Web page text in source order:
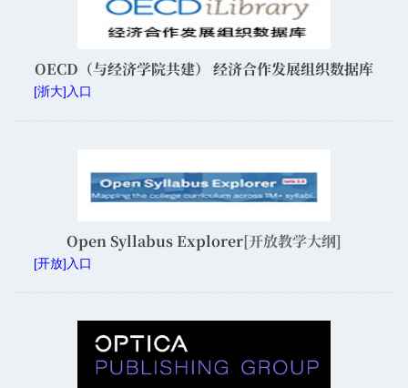
OECD（与经济学院共建） 经济合作发展组织数据库
[浙大]入口
Open Syllabus Explorer[开放教学大纲]
[开放]入口